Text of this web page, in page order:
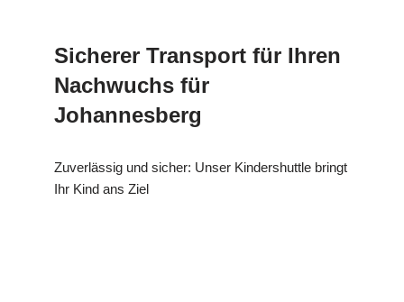
Sicherer Transport für Ihren
Nachwuchs für
Johannesberg
Zuverlässig und sicher: Unser Kindershuttle bringt
Ihr Kind ans Ziel